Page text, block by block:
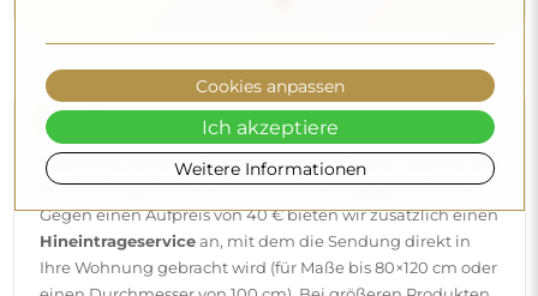
Lieferung nach Hause
Wir bieten einen Lieferservice nach Hause an, mit dem Sie
die Sendung direkt an Ihrer Haustür entgegennehmen.
Gegen einen Aufpreis von 40 € bieten wir zusätzlich einen
Hineintrageservicean, mit dem die Sendung direkt in
Ihre Wohnung gebracht wird (für Maße bis 80×120 cm oder
Weitere Informationen
Cookies anpassen
Ich akzeptiere